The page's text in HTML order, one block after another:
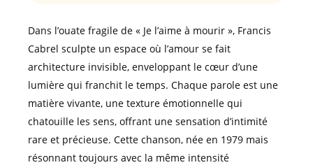
Dans l’ouate fragile de « Je l’aime à mourir », Francis
Cabrel sculpte un espace où l’amour se fait
architecture invisible, enveloppant le cœur d’une
lumière qui franchit le temps. Chaque parole est une
matière vivante, une texture émotionnelle qui
chatouille les sens, offrant une sensation d’intimité
rare et précieuse. Cette chanson, née en 1979 mais
résonnant toujours avec la même intensité